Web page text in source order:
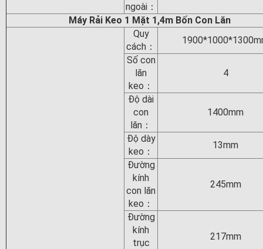
ngoài：
Máy Rải Keo 1 Mặt 1,4m Bốn Con Lăn
Quy
cách：
Số con
lăn
keo：
4
Độ dài
con
lăn：
1400mm
Độ dày
keo：
13mm
Đường
kính
con lăn
keo：
245mm
Đường
kính
trục
217mm